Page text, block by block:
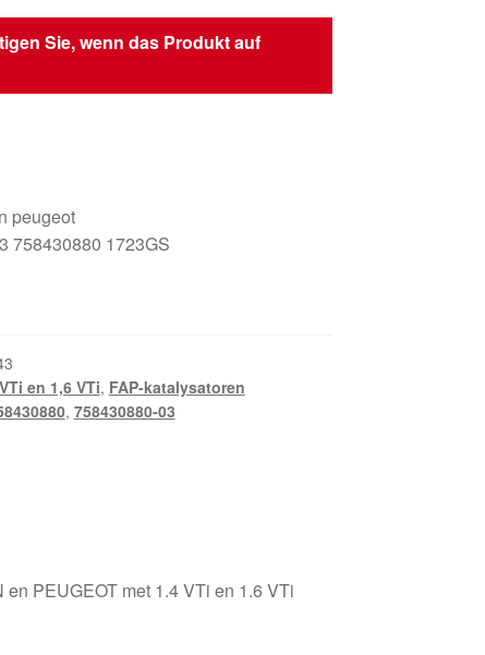
Sie, wenn das Produkt auf
peugeot
758430880 1723GS
en 1,6 VTi, FAP-katalysatoren
, 758430880-03
PEUGEOT met 1.4 VTi en 1.6 VTi